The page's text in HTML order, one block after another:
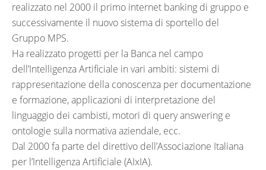
realizzato nel 2000 il primo internet banking di gruppo e
successivamente il nuovo sistema di sportello del
Gruppo MPS.
Ha realizzato progetti per la Banca nel campo
dell’Intelligenza Artificiale in vari ambiti: sistemi di
rappresentazione della conoscenza per documentazione
e formazione, applicazioni di interpretazione del
linguaggio dei cambisti, motori di query answering e
ontologie sulla normativa aziendale, ecc.
Dal 2000 fa parte del direttivo dell’Associazione Italiana
per l’Intelligenza Artificiale (AIxIA).